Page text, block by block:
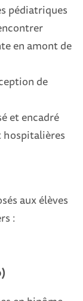
pédiatriques
en amont de
de
et encadré
hospitalières
aux élèves
: